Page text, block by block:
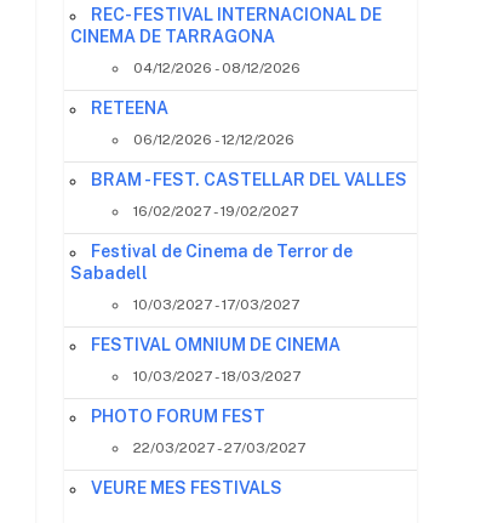
REC- FESTIVAL INTERNACIONAL DE
CINEMA DE TARRAGONA
04/12/2026 - 08/12/2026
RETEENA
06/12/2026 - 12/12/2026
BRAM - FEST. CASTELLAR DEL VALLES
16/02/2027 - 19/02/2027
Festival de Cinema de Terror de
Sabadell
10/03/2027 - 17/03/2027
FESTIVAL OMNIUM DE CINEMA
10/03/2027 - 18/03/2027
PHOTO FORUM FEST
22/03/2027 - 27/03/2027
VEURE MES FESTIVALS